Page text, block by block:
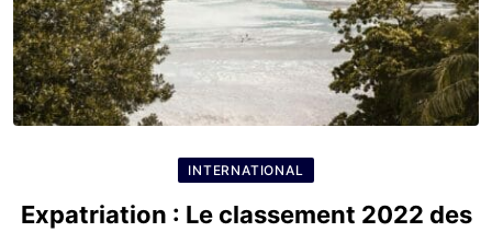
INTERNATIONAL
Expatriation : Le classement 2022 des